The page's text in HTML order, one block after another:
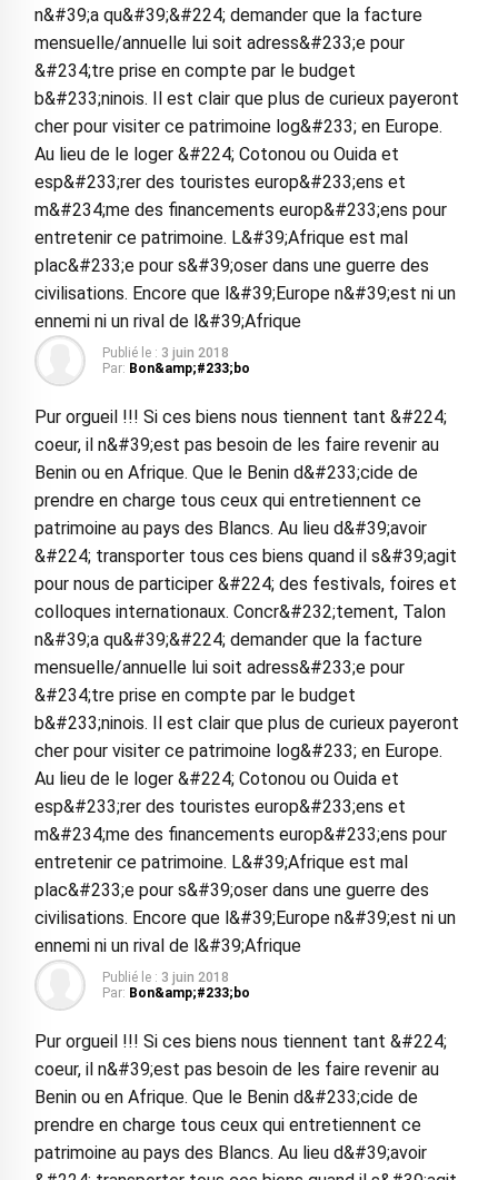
n&#39;a qu&#39;&#224; demander que la facture
mensuelle/annuelle lui soit adress&#233;e pour
&#234;tre prise en compte par le budget
b&#233;ninois. Il est clair que plus de curieux payeront
cher pour visiter ce patrimoine log&#233; en Europe.
Au lieu de le loger &#224; Cotonou ou Ouida et
esp&#233;rer des touristes europ&#233;ens et
m&#234;me des financements europ&#233;ens pour
entretenir ce patrimoine. L&#39;Afrique est mal
plac&#233;e pour s&#39;oser dans une guerre des
civilisations. Encore que l&#39;Europe n&#39;est ni un
ennemi ni un rival de l&#39;Afrique
Publié le : 3 juin 2018
Par: Bon&amp;#233;bo
Pur orgueil !!! Si ces biens nous tiennent tant &#224;
coeur, il n&#39;est pas besoin de les faire revenir au
Benin ou en Afrique. Que le Benin d&#233;cide de
prendre en charge tous ceux qui entretiennent ce
patrimoine au pays des Blancs. Au lieu d&#39;avoir
&#224; transporter tous ces biens quand il s&#39;agit
pour nous de participer &#224; des festivals, foires et
colloques internationaux. Concr&#232;tement, Talon
n&#39;a qu&#39;&#224; demander que la facture
mensuelle/annuelle lui soit adress&#233;e pour
&#234;tre prise en compte par le budget
b&#233;ninois. Il est clair que plus de curieux payeront
cher pour visiter ce patrimoine log&#233; en Europe.
Au lieu de le loger &#224; Cotonou ou Ouida et
esp&#233;rer des touristes europ&#233;ens et
m&#234;me des financements europ&#233;ens pour
entretenir ce patrimoine. L&#39;Afrique est mal
plac&#233;e pour s&#39;oser dans une guerre des
civilisations. Encore que l&#39;Europe n&#39;est ni un
ennemi ni un rival de l&#39;Afrique
Publié le : 3 juin 2018
Par: Bon&amp;#233;bo
Pur orgueil !!! Si ces biens nous tiennent tant &#224;
coeur, il n&#39;est pas besoin de les faire revenir au
Benin ou en Afrique. Que le Benin d&#233;cide de
prendre en charge tous ceux qui entretiennent ce
patrimoine au pays des Blancs. Au lieu d&#39;avoir